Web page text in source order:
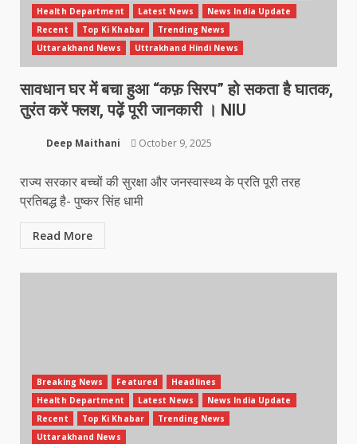
Health Department
Latest News
News India Update
Recent
Top Ki Khabar
Trending News
Uttarakhand News
Uttrakhand Hindi News
सावधान घर में बचा हुआ “कफ़ सिरप” हो सकता है घातक,
तुरंत करें फ्लश, पढ़ें पूरी जानकारी । NIU
Deep Maithani October 9, 2025
राज्य सरकार बच्चों की सुरक्षा और जनस्वास्थ्य के प्रति पूरी तरह
प्रतिबद्ध है- पुष्कर सिंह धामी
Read More
Breaking News Featured
Headlines
Health Department
Latest News
News India Update
Recent
Top Ki Khabar
Trending News
Uttarakhand News